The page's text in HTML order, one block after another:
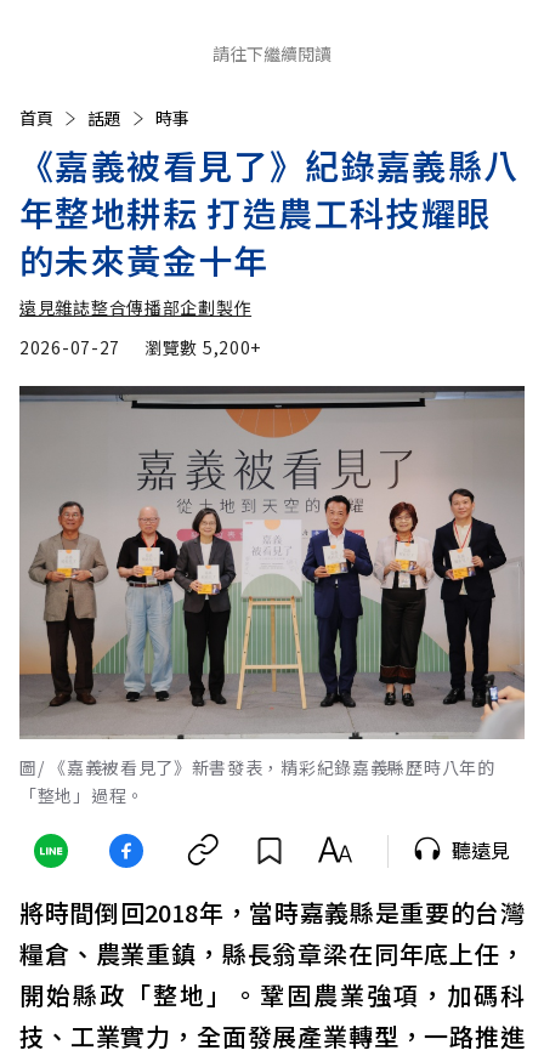
請往下繼續閱讀
首頁 話題 時事
《嘉義被看見了》紀錄嘉義縣八
年整地耕耘 打造農工科技耀眼
的未來黃金十年
遠見雜誌整合傳播部企劃製作
2026-07-27
瀏覽數 5,200+
圖/ 《嘉義被看見了》新書發表，精彩紀錄嘉義縣歷時八年的
「整地」過程。
聽遠見
將時間倒回2018年，當時嘉義縣是重要的台灣
糧倉、農業重鎮，縣長翁章梁在同年底上任，
開始縣政「整地」。鞏固農業強項，加碼科
技、工業實力，全面發展產業轉型，一路推進